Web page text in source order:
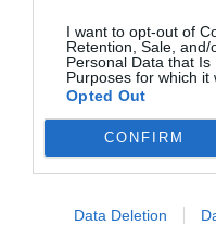
I want to opt-out of
Retention, Sale,
Personal Data that
Purposes for which it
Opted Out
CONFIRM
Data Deletion
Publicidad
2Playbook Club